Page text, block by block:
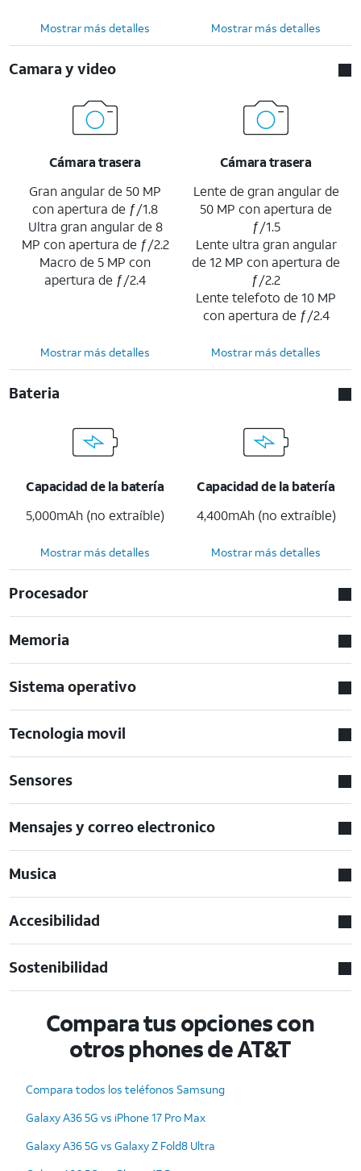
Mostrar más detalles Mostrar más detalles
Camara y video
Cámara trasera
Gran angular de 50 MP
con apertura de ƒ/1.8
Ultra gran angular de 8
MP con apertura de ƒ/2.2
Macro de 5 MP con
apertura de ƒ/2.4
Cámara trasera
Lente de gran angular de
50 MP con apertura de
ƒ/1.5
Lente ultra gran angular
de 12 MP con apertura de
ƒ/2.2
Lente telefoto de 10 MP
con apertura de ƒ/2.4
Mostrar más detalles Mostrar más detalles
Bateria
Capacidad de la batería
5,000mAh (no extraíble)
Capacidad de la batería
4,400mAh (no extraíble)
Mostrar más detalles Mostrar más detalles
Procesador
Memoria
Sistema operativo
Tecnologia movil
Sensores
Mensajes y correo electronico
Musica
Accesibilidad
Sostenibilidad
Compara tus opciones con
otros phones de AT&T
Compara todos los teléfonos Samsung
Galaxy A36 5G vs iPhone 17 Pro Max
Galaxy A36 5G vs Galaxy Z Fold8 Ultra